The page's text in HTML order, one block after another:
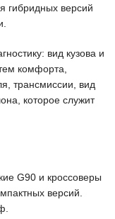
гибридных версий
вид кузова и
комфорта,
трансмиссии, вид
которое служит
G90 и кроссоверы
версий.